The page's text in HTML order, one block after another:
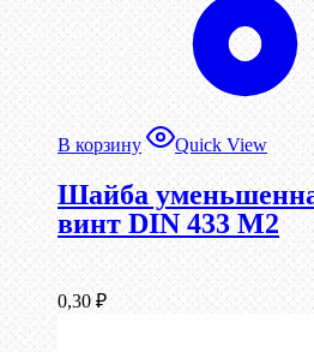
В корзину Quick View
Шайба
винт DIN 433 М2
0,30 ₽